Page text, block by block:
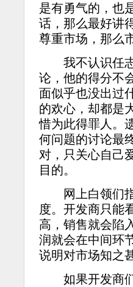
是有勇气的，也
话，那么最好讲
尊重市场，那么
我不认识任志
论，他的得分不
面似乎也没出过
的欢心，却都是
惜为此得罪人。
何问题的讨论最
对，只关心自己
目的。
网上白领们指
度。开发商只能
高，销售就会陷
润就会在中间环
说明对市场知之
如果开发商们